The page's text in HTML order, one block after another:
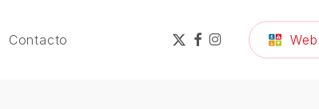
Contacto
x-
twitter
facebook
instagram